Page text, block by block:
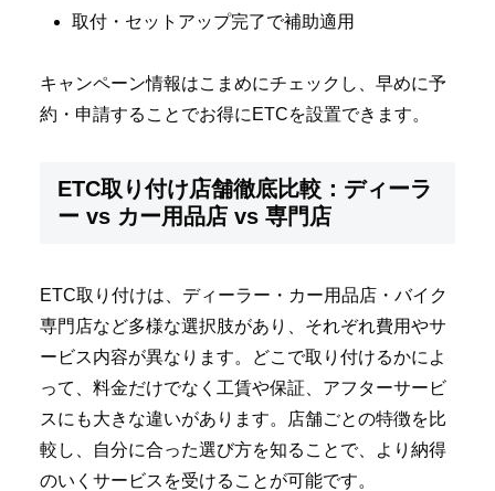
取付・セットアップ完了で補助適用
キャンペーン情報はこまめにチェックし、早めに予
約・申請することでお得にETCを設置できます。
ETC取り付け店舗徹底比較：ディーラ
ー vs カー用品店 vs 専門店
ETC取り付けは、ディーラー・カー用品店・バイク
専門店など多様な選択肢があり、それぞれ費用やサ
ービス内容が異なります。どこで取り付けるかによ
って、料金だけでなく工賃や保証、アフターサービ
スにも大きな違いがあります。店舗ごとの特徴を比
較し、自分に合った選び方を知ることで、より納得
のいくサービスを受けることが可能です。